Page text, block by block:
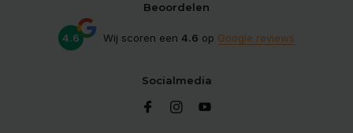
Beoordelen
4.6 Wij scoren een 4.6 op Google reviews
Socialmedia